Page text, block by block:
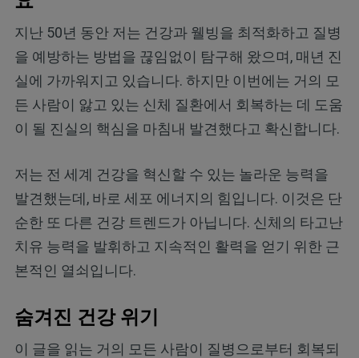
지난 50년 동안 저는 건강과 웰빙을 최적화하고 질병
을 예방하는 방법을 끊임없이 탐구해 왔으며, 매년 진
실에 가까워지고 있습니다. 하지만 이번에는 거의 모
든 사람이 앓고 있는 신체 질환에서 회복하는 데 도움
이 될 진실의 핵심을 마침내 발견했다고 확신합니다.
저는 전 세계 건강을 혁신할 수 있는 놀라운 능력을
발견했는데, 바로 세포 에너지의 힘입니다. 이것은 단
순한 또 다른 건강 트렌드가 아닙니다. 신체의 타고난
치유 능력을 발휘하고 지속적인 활력을 얻기 위한 근
본적인 열쇠입니다.
숨겨진 건강 위기
이 글을 읽는 거의 모든 사람이 질병으로부터 회복되